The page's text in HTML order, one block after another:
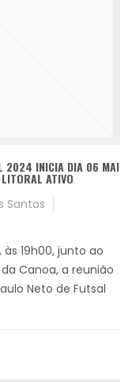
2024 INICIA DIA 06 MAI
ATIVO
Santos
19h00, junto ao
Canoa, a reunião
Neto de Futsal